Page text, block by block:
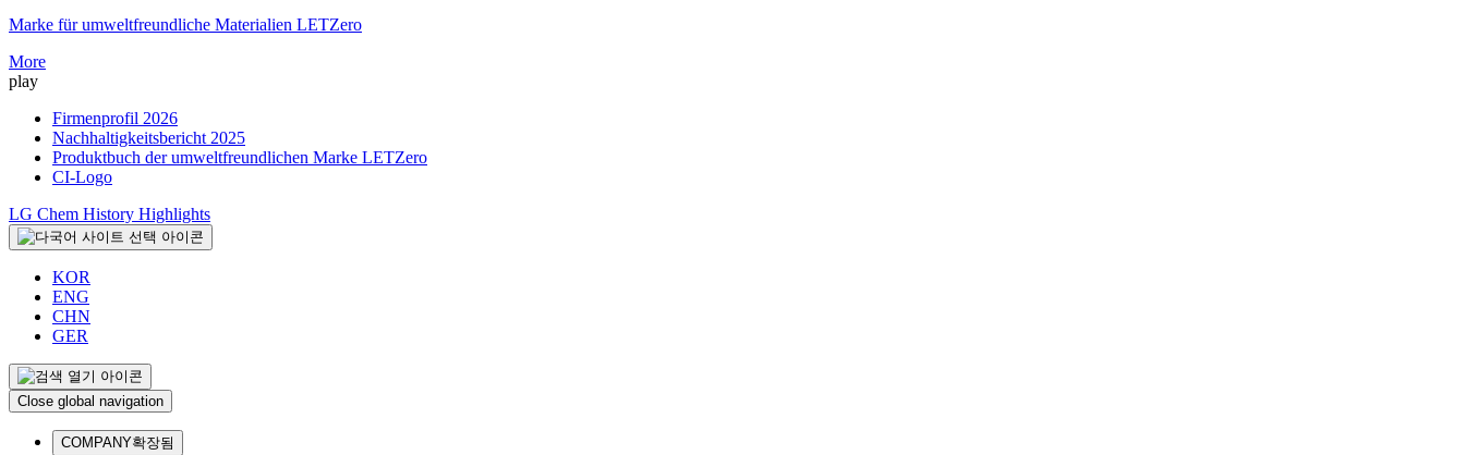
Marke für umweltfreundliche Materialien LETZero
More
play
Firmenprofil 2026
Nachhaltigkeitsbericht 2025
Produktbuch der umweltfreundlichen Marke LETZero
CI-Logo
LG Chem History Highlights
KOR
ENG
CHN
GER
Close global navigation
COMPANY확장됨